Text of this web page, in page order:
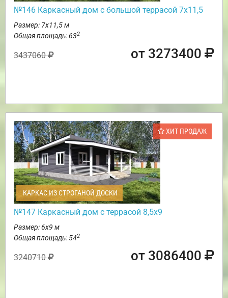
№146 Каркасный дом с большой террасой 7х11,5
Размер: 7х11,5 м
Общая площадь: 632
3437060 от 3273400
ХИТ ПРОДАЖ
КАРКАС ИЗ СТРОГАНОЙ ДОСКИ
№147 Каркасный дом с террасой 8,5х9
Размер: 6х9 м
Общая площадь: 542
3240710 от 3086400